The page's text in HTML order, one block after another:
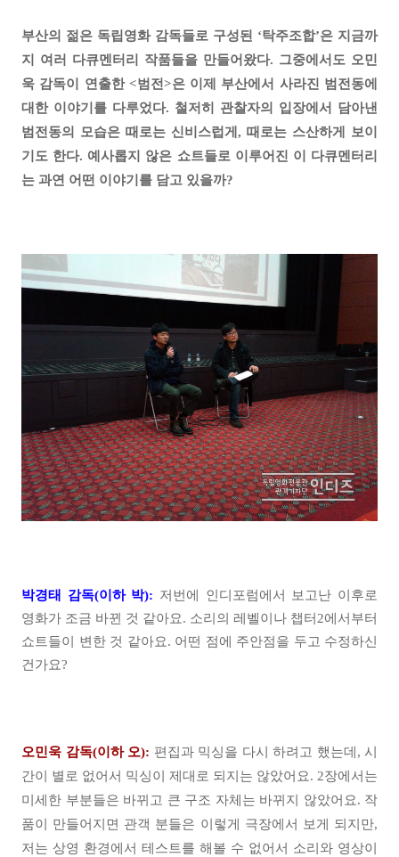
부산의 젊은 독립영화 감독들로 구성된 ‘탁주조합’은 지금까
지 여러 다큐멘터리 작품들을 만들어왔다. 그중에서도 오민
욱 감독이 연출한 <범전>은 이제 부산에서 사라진 범전동에
대한 이야기를 다루었다. 철저히 관찰자의 입장에서 담아낸
범전동의 모습은 때로는 신비스럽게, 때로는 스산하게 보이
기도 한다. 예사롭지 않은 쇼트들로 이루어진 이 다큐멘터리
는 과연 어떤 이야기를 담고 있을까?
박경태 감독(이하 박): 저번에 인디포럼에서 보고난 이후로
영화가 조금 바뀐 것 같아요. 소리의 레벨이나 챕터2에서부터
쇼트들이 변한 것 같아요. 어떤 점에 주안점을 두고 수정하신
건가요?
오민욱 감독(이하 오): 편집과 믹싱을 다시 하려고 했는데, 시
간이 별로 없어서 믹싱이 제대로 되지는 않았어요. 2장에서는
미세한 부분들은 바뀌고 큰 구조 자체는 바뀌지 않았어요. 작
품이 만들어지면 관객 분들은 이렇게 극장에서 보게 되지만,
저는 상영 환경에서 테스트를 해볼 수 없어서 소리와 영상이